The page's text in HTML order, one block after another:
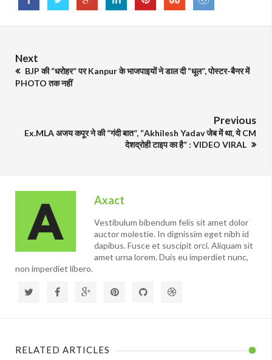
Next
BJP की “धरोहर” पर Kanpur के भाजपाइयों ने डाल दी “धूल”, पोस्टर-बैनर में
PHOTO तक नहीं
Previous
Ex.MLA अजय कपूर ने की “गंदी बात”, “Akhilesh Yadav जेब में था, ये CM
देशद्रोही टाइप का है” : VIDEO VIRAL
Axact
Vestibulum bibendum felis sit amet dolor
auctor molestie. In dignissim eget nibh id
dapibus. Fusce et suscipit orci. Aliquam sit
amet urna lorem. Duis eu imperdiet nunc,
non imperdiet libero.
RELATED ARTICLES